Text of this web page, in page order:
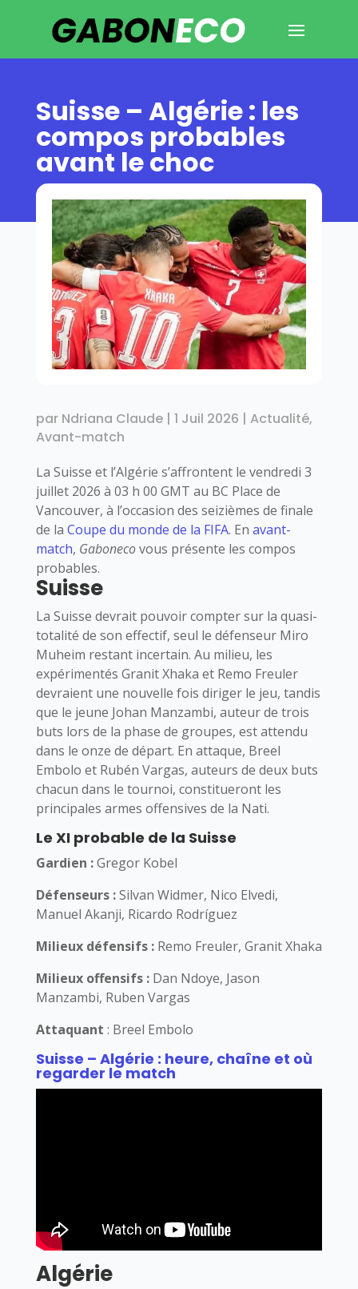
Suisse – Algérie : les
compos probables
avant le choc
par Ndriana Claude| 1 Juil 2026 | Actualité,
Avant-match
La Suisse et l’Algérie s’affrontent le vendredi 3
juillet 2026 à 03 h 00 GMT au BC Place de
Vancouver, à l’occasion des seizièmes de finale
de la Coupe du monde de la FIFA. En avant-
match, Gabonecovous présente les compos
probables.
Suisse
La Suisse devrait pouvoir compter sur la quasi-
totalité de son effectif, seul le défenseur Miro
Muheim restant incertain. Au milieu, les
expérimentés Granit Xhaka et Remo Freuler
devraient une nouvelle fois diriger le jeu, tandis
que le jeune Johan Manzambi, auteur de trois
buts lors de la phase de groupes, est attendu
dans le onze de départ. En attaque, Breel
Embolo et Rubén Vargas, auteurs de deux buts
chacun dans le tournoi, constitueront les
principales armes offensives de la Nati.
Le XI probable de la Suisse
Gardien :Gregor Kobel
Défenseurs :Silvan Widmer, Nico Elvedi,
Manuel Akanji, Ricardo Rodríguez
Milieux défensifs :Remo Freuler, Granit Xhaka
Milieux offensifs :Dan Ndoye, Jason
Manzambi, Ruben Vargas
Attaquant : Breel Embolo
Suisse – Algérie : heure, chaîne et où
regarder le match
Algérie